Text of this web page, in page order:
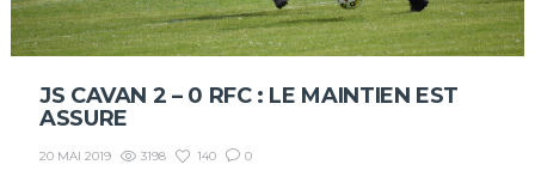
JS CAVAN 2 – 0 RFC : LE MAINTIEN EST
ASSURE
20 MAI 2019 3198 140 0